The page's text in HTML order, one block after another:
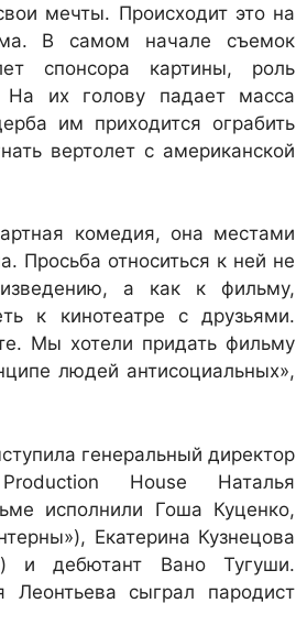
мечты. Происходит это на
В самом начале съемок
спонсора картины, роль
На их голову падает масса
им приходится ограбить
вертолет с американской
комедия, она местами
Просьба относиться к ней не
а как к фильму,
к кинотеатре с друзьями.
Мы хотели придать фильму
людей антисоциальных»,
генеральный директор
House Наталья
исполнили Гоша Куценко,
Екатерина Кузнецова
и дебютант Вано Тугуши.
Леонтьева сыграл пародист